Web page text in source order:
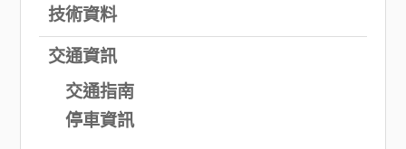
技術資料
交通資訊
交通指南
停車資訊